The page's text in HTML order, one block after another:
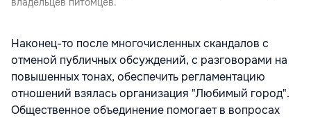
Наконец-то после многочисленных скандалов с
отменой публичных обсуждений, с разговорами на
повышенных тонах, обеспечить регламентацию
отношений взялась организация "Любимый город".
Общественное объединение помогает в вопросах